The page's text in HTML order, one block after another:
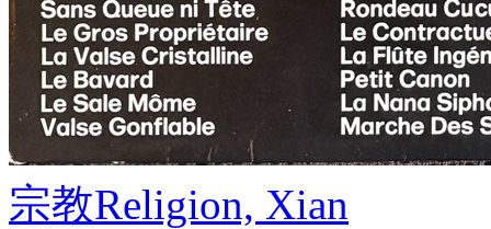
宗教Religion, Xian